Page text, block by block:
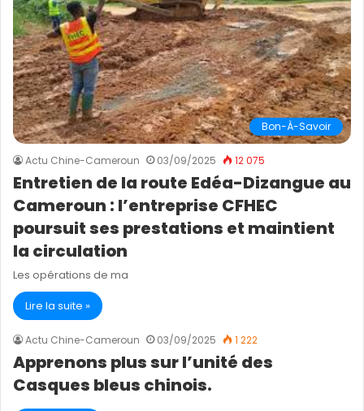
Bon-À-Savoir
Actu Chine-Cameroun 03/09/2025 12 075
Entretien de la route Edéa-Dizangue au
Cameroun : l’entreprise CFHEC
poursuit ses prestations et maintient
la circulation
Les opérations de ma
Lire la suite »
Actu Chine-Cameroun 03/09/2025 1 222
Apprenons plus sur l’unité des
Casques bleus chinois.